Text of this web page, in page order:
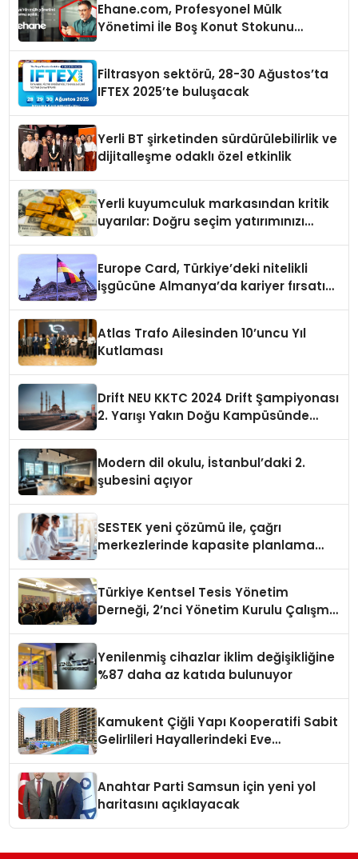
Ehane.com, Profesyonel Mülk
Yönetimi İle Boş Konut Stokunu
Filtrasyon sektörü, 28-30 Ağustos’ta
IFTEX 2025’te buluşacak
Yerli BT şirketinden sürdürülebilirlik ve
dijitalleşme odaklı özel etkinlik
Yerli kuyumculuk markasından kritik
uyarılar: Doğru seçim yatırımınızı
Europe Card, Türkiye’deki nitelikli
işgücüne Almanya’da kariyer fırsatı
Atlas Trafo Ailesinden 10’uncu Yıl
Kutlaması
Drift NEU KKTC 2024 Drift Şampiyonası
2. Yarışı Yakın Doğu Kampüsünde
Modern dil okulu, İstanbul’daki 2.
şubesini açıyor
SESTEK yeni çözümü ile, çağrı
merkezlerinde kapasite planlama
Türkiye Kentsel Tesis Yönetim
Derneği, 2’nci Yönetim Kurulu Çalışma
Yenilenmiş cihazlar iklim değişikliğine
%87 daha az katıda bulunuyor
Kamukent Çiğli Yapı Kooperatifi Sabit
Gelirlileri Hayallerindeki Eve
Anahtar Parti Samsun için yeni yol
haritasını açıklayacak